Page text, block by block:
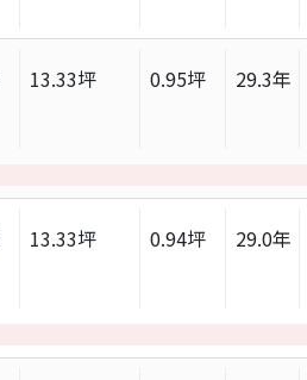
13.33坪 0.95坪 29.3年
13.33坪 0.94坪 29.0年